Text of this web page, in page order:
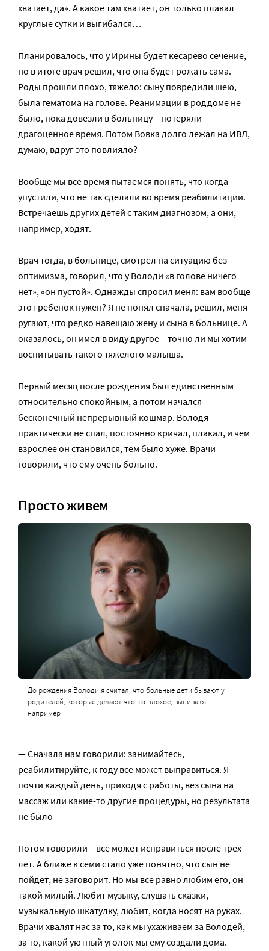
хватает, да». А какое там хватает, он только плакал
круглые сутки и выгибался…
Планировалось, что у Ирины будет кесарево сечение,
но в итоге врач решил, что она будет рожать сама.
Роды прошли плохо, тяжело: сыну повредили шею,
была гематома на голове. Реанимации в роддоме не
было, пока довезли в больницу – потеряли
драгоценное время. Потом Вовка долго лежал на ИВЛ,
думаю, вдруг это повлияло?
Вообще мы все время пытаемся понять, что когда
упустили, что не так сделали во время реабилитации.
Встречаешь других детей с таким диагнозом, а они,
например, ходят.
Врач тогда, в больнице, смотрел на ситуацию без
оптимизма, говорил, что у Володи «в голове ничего
нет», «он пустой». Однажды спросил меня: вам вообще
этот ребенок нужен? Я не понял сначала, решил, меня
ругают, что редко навещаю жену и сына в больнице. А
оказалось, он имел в виду другое – точно ли мы хотим
воспитывать такого тяжелого малыша.
Первый месяц после рождения был единственным
относительно спокойным, а потом начался
бесконечный непрерывный кошмар. Володя
практически не спал, постоянно кричал, плакал, и чем
взрослее он становился, тем было хуже. Врачи
говорили, что ему очень больно.
Просто живем
До рождения Володи я считал, что больные дети бывают у
родителей, которые делают что-то плохое, выпивают,
например
— Сначала нам говорили: занимайтесь,
реабилитируйте, к году все может выправиться. Я
почти каждый день, приходя с работы, вез сына на
массаж или какие-то другие процедуры, но результата
не было
Потом говорили – все может исправиться после трех
лет. А ближе к семи стало уже понятно, что сын не
пойдет, не заговорит. Но мы все равно любим его, он
такой милый. Любит музыку, слушать сказки,
музыкальную шкатулку, любит, когда носят на руках.
Врачи хвалят нас за то, как мы ухаживаем за Володей,
за то, какой уютный уголок мы ему создали дома.